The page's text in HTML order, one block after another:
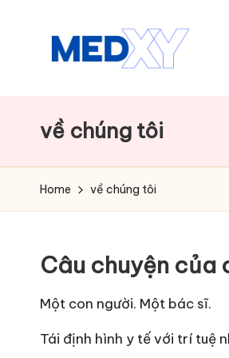
e
d
x
A
I
về chúng tôi
Home về chúng tôi
Câu chuyện của
Một con người. Một bác sĩ.
Tái định hình y tế với trí tuệ